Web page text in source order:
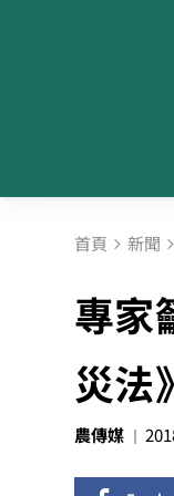
首頁 新聞
專
災
農傳媒